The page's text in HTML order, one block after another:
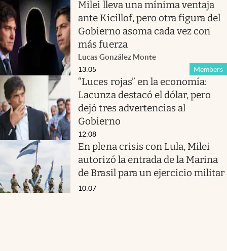
Milei lleva una mínima ventaja
ante Kicillof, pero otra figura del
Gobierno asoma cada vez con
más fuerza
Lucas González Monte
Members
13:05
“Luces rojas” en la economía:
Lacunza destacó el dólar, pero
dejó tres advertencias al
Gobierno
12:08
En plena crisis con Lula, Milei
autorizó la entrada de la Marina
de Brasil para un ejercicio militar
10:07